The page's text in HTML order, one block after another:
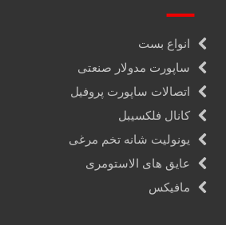
انواع بست
ساپورت مدولار صنعتی
اتصالات ساپورت پروفیل
کانال فلکسیبل
یونولیت شانه تخم مرغی
عایق های الاستومری
مافیکس